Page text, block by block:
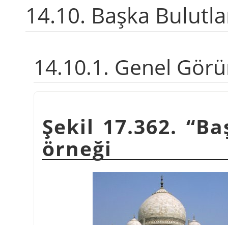
14.10. Başka
14.10.1. Genel
Şekil 17.362.
örneği